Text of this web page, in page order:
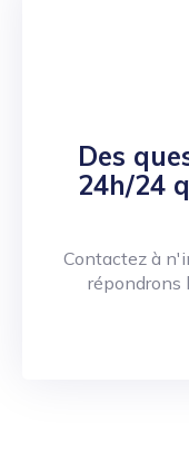
Des
24h/24
Contactez à
répondrons